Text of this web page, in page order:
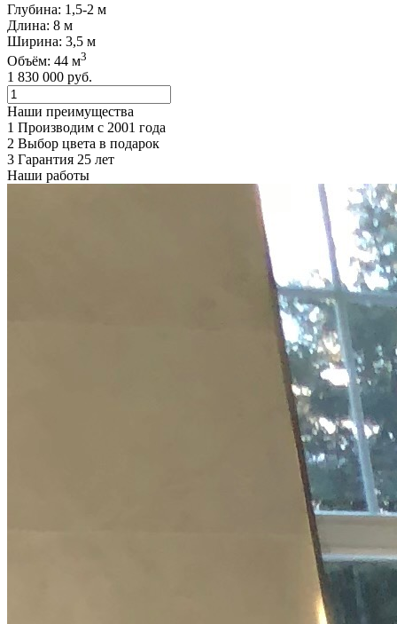
Глубина: 1,5-2 м
Длина: 8 м
Ширина: 3,5 м
Объём: 44 м3
1 830 000 руб.
Наши преимущества
1 Производим с 2001 года
2 Выбор цвета в подарок
3 Гарантия 25 лет
Наши работы